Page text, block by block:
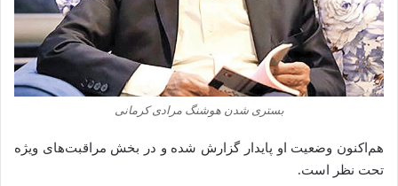
بستری شدن هوشنگ مرادی کرمانی
هم‌اکنون وضعیت او پایدار گزارش شده و در بخش مراقبت‌های ویژه
تحت نظر است.